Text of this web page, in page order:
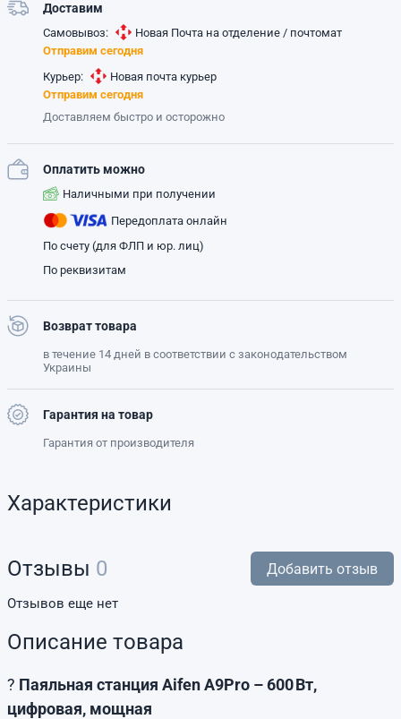
Доставим
Самовывоз:
Новая Почта на отделение / почтомат
Отправим сегодня
Курьер:
Новая почта курьер
Отправим сегодня
Доставляем быстро и осторожно
Оплатить можно
Наличными при получении
Передоплата онлайн
По счету (для ФЛП и юр. лиц)
По реквизитам
Возврат товара
в течение 14 дней в соответствии с законодательством
Украины
Гарантия на товар
Гарантия от производителя
Характеристики
Отзывы 0 Добавить отзыв
Отзывов еще нет
Описание товара
? Паяльная станция Aifen A9Pro – 600 Вт,
цифровая, мощная